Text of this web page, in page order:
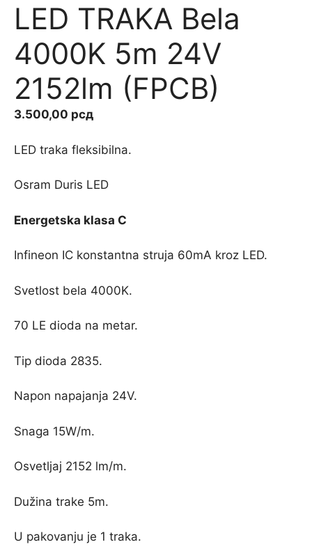
LED TRAKA Bela
4000K 5m 24V
2152lm (FPCB)
3.500,00 рсд
LED traka fleksibilna.
Osram Duris LED
Energetska klasa C
Infineon IC konstantna struja 60mA kroz LED.
Svetlost bela 4000K.
70 LE dioda na metar.
Tip dioda 2835.
Napon napajanja 24V.
Snaga 15W/m.
Osvetljaj 2152 lm/m.
Dužina trake 5m.
U pakovanju je 1 traka.